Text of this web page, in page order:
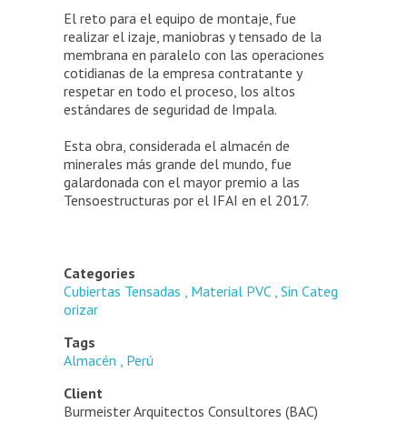
El reto para el equipo de montaje, fue
realizar el izaje, maniobras y tensado de la
membrana en paralelo con las operaciones
cotidianas de la empresa contratante y
respetar en todo el proceso, los altos
estándares de seguridad de Impala.
Esta obra, considerada el almacén de
minerales más grande del mundo, fue
galardonada con el mayor premio a las
Tensoestructuras por el IFAI en el 2017.
Categories
Cubiertas Tensadas
Material PVC Sin Categ
orizar
Tags
Almacén
Perú
Client
Burmeister Arquitectos Consultores (BAC)